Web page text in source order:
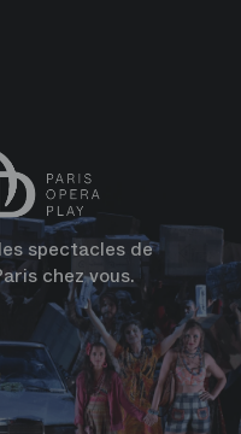
spectacles de
chez vous.